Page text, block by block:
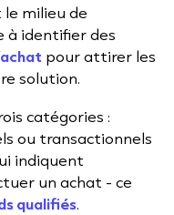
milieu de
à identifier des
pour attirer les
solution.
catégories :
ou transactionnels
indiquent
un achat - ce
qualifiés.